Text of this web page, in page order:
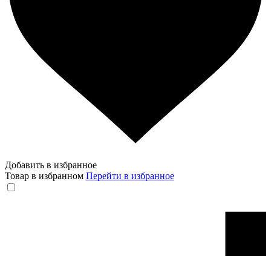
Добавить в избранное
Товар в избранном Перейти в избранное